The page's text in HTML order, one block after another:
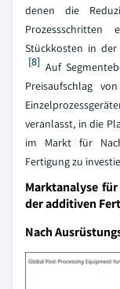
denen die
Stückkosten in
[8] Auf
Preisaufschlag
veranlasst, in die
im Markt für
Fertigung zu
Marktanalyse
der additiven
Nach